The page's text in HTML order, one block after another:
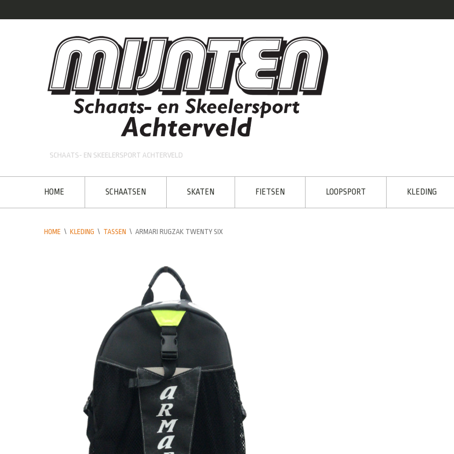
SCHAATS- EN SKEELERSPORT ACHTERVELD
HOME SCHAATSEN SKATEN FIETSEN LOOPSPORT KLEDING
HOME \ KLEDING \ TASSEN \ ARMARI RUGZAK TWENTY SIX